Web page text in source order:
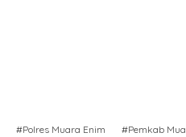
#Polres Muara Enim #Pemkab